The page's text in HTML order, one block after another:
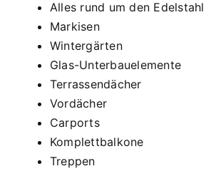
Alles rund um den Edelstahl
Markisen
Wintergärten
Glas-Unterbauelemente
Terrassendächer
Vordächer
Carports
Komplettbalkone
Treppen